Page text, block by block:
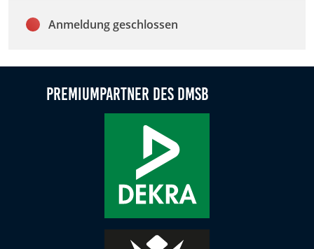
Anmeldung geschlossen
Premiumpartner des DMSB
12 Monate
Statistiken
Cookies, die der Sammlung von Informationen und
Erstellung von Berichten über die Website-
Nutzungsstatistik dienen, ohne dass einzelne
Besucher persönlich identifiziert werden können.